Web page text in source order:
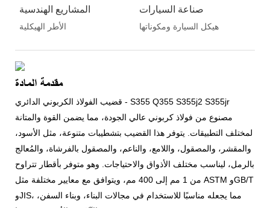
المشاريع الهندسية
الأطر الهيكلية
صناعة السيارات
هيكل السيارة ومكوناتها
مقدمة المادة
قضيب الفولاذ الكربوني الدائري - S355 Q355 S355j2 S355jr
مصنوع من فولاذ كربوني عالي الجودة، مما يضمن القوة والمتانة
لمختلف التطبيقات. يتوفر هذا القضيب بتشطيبات متنوعة، مثل الأسود،
والمقشر، والمصقول، واللامع، والناعم، والمصقول بالفرشاة، والمُعالج
بالرمل، ليناسب مختلف الأذواق والاحتياجات. وهو متوفر بأقطار تتراوح
من 1 مم إلى 400 مم، ويتوافق مع معايير مختلفة مثل ASTM وGB/T
وJIS، مما يجعله مناسبًا للاستخدام في مجالات البناء، وبناء السفن،